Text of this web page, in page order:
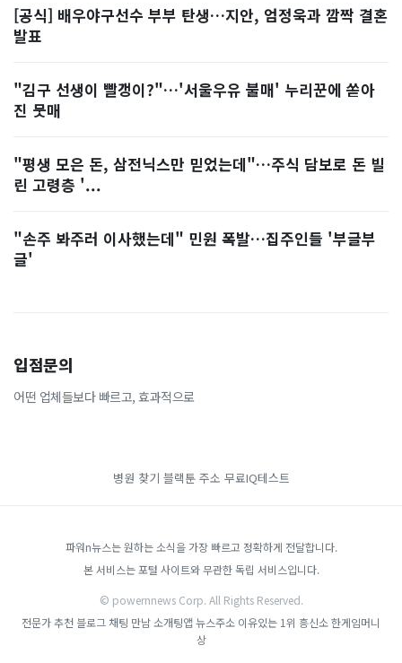
[공식] 배우야구선수 부부 탄생…지안, 엄정욱과 깜짝 결혼
발표
"김구 선생이 빨갱이?"…'서울우유 불매' 누리꾼에 쏟아
진 뭇매
"평생 모은 돈, 삼전닉스만 믿었는데"…주식 담보로 돈 빌
린 고령층 '...
"손주 봐주러 이사했는데" 민원 폭발…집주인들 '부글부
글'
입점문의
어떤 업체들보다 빠르고, 효과적으로
병원 찾기 블랙툰 주소 무료IQ테스트
파워n뉴스는 원하는 소식을 가장 빠르고 정확하게 전달합니다.
본 서비스는 포털 사이트와 무관한 독립 서비스입니다.
© powernnews Corp. All Rights Reserved.
전문가 추천 블로그 채팅 만남 소개팅앱뉴스주소 이유있는 1위 흥신소한게임머니
상